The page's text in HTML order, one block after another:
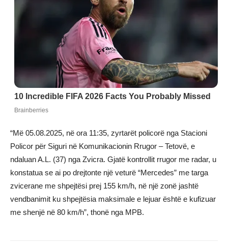
“Më 05.08.2025, në ora 11:35, zyrtarët policorë nga Stacioni
Policor për Siguri në Komunikacionin Rrugor – Tetovë, e
ndaluan A.L. (37) nga Zvicra. Gjatë kontrollit rrugor me radar, u
konstatua se ai po drejtonte një veturë “Mercedes” me targa
zvicerane me shpejtësi prej 155 km/h, në një zonë jashtë
vendbanimit ku shpejtësia maksimale e lejuar është e kufizuar
me shenjë në 80 km/h”, thonë nga MPB.